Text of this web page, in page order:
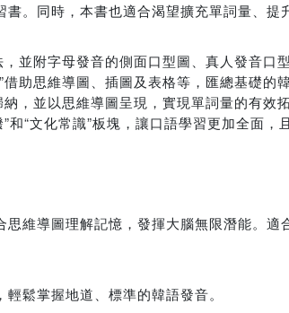
。同時，本書也適合渴望擴充單詞量、提
並附字母發音的側面口型圖、真人發音口
助思維導圖、插圖及表格等，匯總基礎的
，並以思維導圖呈現，實現單詞量的有效
“文化常識”板塊，讓口語學習更加全面，
維導圖理解記憶，發揮大腦無限潛能。適
鬆掌握地道、標準的韓語發音。